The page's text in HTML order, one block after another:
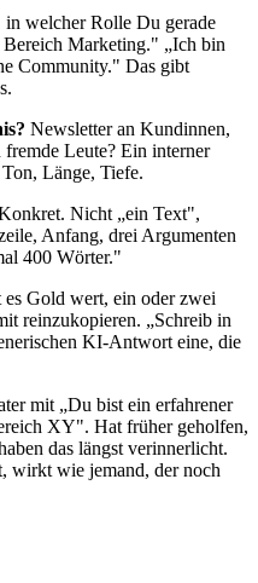
in welcher Rolle Du gerade
Bereich Marketing." „Ich bin
Community." Das gibt
Newsletter an Kundinnen,
Leute? Ein interner
Länge, Tiefe.
Nicht „ein Text",
Anfang, drei Argumenten
400 Wörter."
es Gold wert, ein oder zwei
reinzukopieren. „Schreib in
KI-Antwort eine, die
mit „Du bist ein erfahrener
XY". Hat früher geholfen,
das längst verinnerlicht.
wirkt wie jemand, der noch